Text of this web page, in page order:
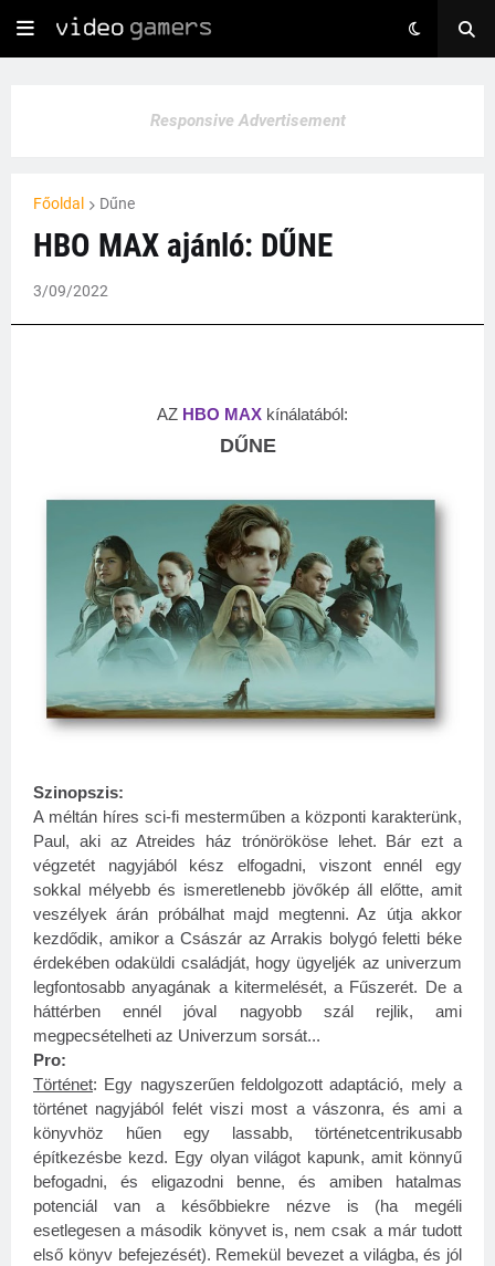
Responsive Advertisement
Főoldal Dűne
HBO MAX ajánló: DŰNE
3/09/2022
AZ HBO MAX kínálatából:
DŰNE
Szinopszis:
A méltán híres sci-fi mesterműben a központi karakterünk,
Paul, aki az Atreides ház trónörököse lehet. Bár ezt a
végzetét nagyjából kész elfogadni, viszont ennél egy
sokkal mélyebb és ismeretlenebb jövőkép áll előtte, amit
veszélyek árán próbálhat majd megtenni. Az útja akkor
kezdődik, amikor a Császár az Arrakis bolygó feletti béke
érdekében odaküldi családját, hogy ügyeljék az univerzum
legfontosabb anyagának a kitermelését, a Fűszerét. De a
háttérben ennél jóval nagyobb szál rejlik, ami
megpecsételheti az Univerzum sorsát...
Pro:
Történet: Egy nagyszerűen feldolgozott adaptáció, mely a
történet nagyjából felét viszi most a vászonra, és ami a
könyvhöz hűen egy lassabb, történetcentrikusabb
építkezésbe kezd. Egy olyan világot kapunk, amit könnyű
befogadni, és eligazodni benne, és amiben hatalmas
potenciál van a későbbiekre nézve is (ha megéli
esetlegesen a második könyvet is, nem csak a már tudott
első könyv befejezését). Remekül bevezet a világba, és jól